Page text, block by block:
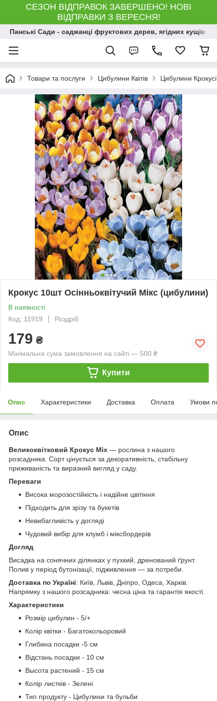
СЕЗОН ВІДПРАВОК ЗАВЕРШЕНО! НОВІ
ВІДПРАВКИ З ВЕРЕСНЯ!
Панські Сади - саджанці фруктових дерев, ягідних кущів і
Товари та послуги Цибулини Квітів Цибулини
Крокус 10шт Осінньоквітучий Мікс (цибулини)
В наявності
Код: 11919
Роздріб
179 ₴
Мінімальна сума замовлення на сайті — 500 ₴
Купити
Опис Характеристики Доставка Оплата Умови
Опис
Великоквітковий Крокус Mix — рослина з нашого
розсадника. Сорт цінується за декоративність, стабільну
приживаність та виразний вигляд у саду.
Переваги
Висока морозостійкість і надійне цвітіння
Підходить для зрізу та букетів
Невибагливість у догляді
Чудовий вибір для клумб і міксбордерів
Догляд
Висадка на сонячних ділянках у пухкий, дренований ґрунт.
Полив у період бутонізації, підживлення — за потреби.
Доставка по Україні: Київ, Львів, Дніпро, Одеса, Харків.
Напрямку з нашого розсадника: чесна ціна та гарантія якості.
Характеристики
Розмір цибулин - 5/+
Колір квітки - Багатокольоровий
Глибина посадки -5 см
Відстань посадки - 10 см
Высота растений - 15 см
Колір листків - Зелені
Тип продукту - Цибулини та бульби